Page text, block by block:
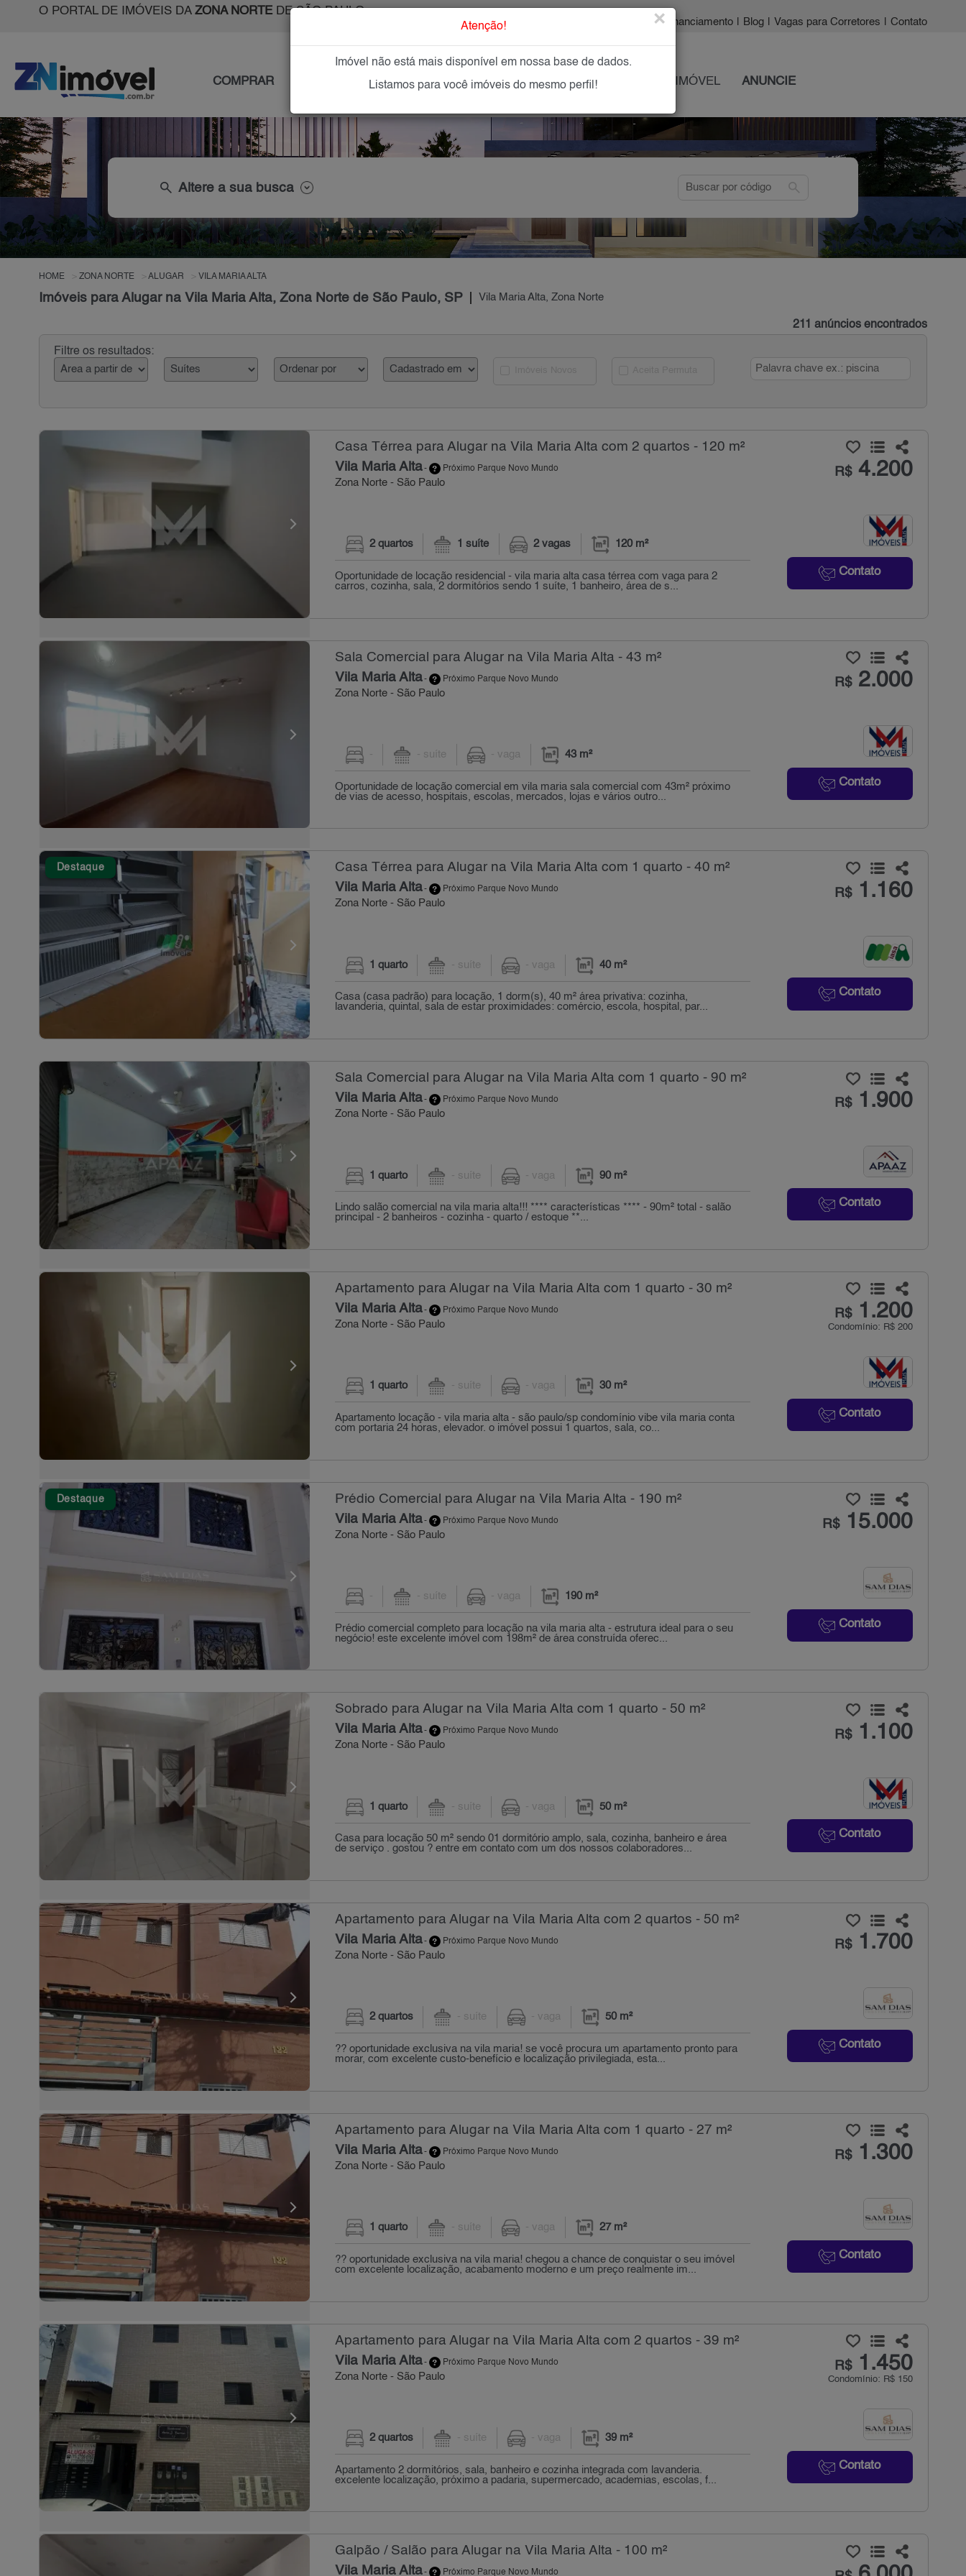
O PORTAL DE IMÓVEIS DA ZONA NORTEDE SÃO PAULO
| Financiamento Blog Vagas para Corretores Contato
COMPRAR IMÓVEIS NOVOS IMOBILIÁRIAS OFEREÇA SEU IMÓVEL ANUNCIE
search Altere a sua busca search
HOME ZONA NORTE ALUGAR VILA MARIA ALTA
Imóveis para Alugar na Vila Maria Alta, Zona Norte de São Paulo, SP Vila Maria Alta, Zona Norte
211 anúncios encontrados
Filtre os resultados:
Casa Térrea para Alugar na Vila Maria Alta com 2 quartos - 120 m²
Vila Maria Alta- Próximo Parque Novo Mundo
Zona Norte - São Paulo
R$4.200
Contato
2 quartos 1 suíte 2 vagas 120 m²
Oportunidade de locação residencial - vila maria alta casa térrea com vaga para 2
carros, cozinha, sala, 2 dormitórios sendo 1 suíte, 1 banheiro, área de s...
Sala Comercial para Alugar na Vila Maria Alta - 43 m²
Vila Maria Alta- Próximo Parque Novo Mundo
Zona Norte - São Paulo
R$2.000
Contato
- - suíte - vaga 43 m²
Oportunidade de locação comercial em vila maria sala comercial com 43m² próximo
de vias de acesso, hospitais, escolas, mercados, lojas e vários outro...
Destaque Casa Térrea para Alugar na Vila Maria Alta com 1 quarto - 40 m²
Vila Maria Alta- Próximo Parque Novo Mundo
Zona Norte - São Paulo
R$1.160
Contato
1 quarto - suíte - vaga 40 m²
Casa (casa padrão) para locação, 1 dorm(s), 40 m² área privativa: cozinha,
lavanderia, quintal, sala de estar proximidades: comércio, escola, hospital, par...
Sala Comercial para Alugar na Vila Maria Alta com 1 quarto - 90 m²
Vila Maria Alta- Próximo Parque Novo Mundo
Zona Norte - São Paulo
R$1.900
Contato
1 quarto - suíte - vaga 90 m²
Lindo salão comercial na vila maria alta!!! **** características **** - 90m² total - salão
principal - 2 banheiros - cozinha - quarto / estoque **...
Apartamento para Alugar na Vila Maria Alta com 1 quarto - 30 m²
Vila Maria Alta- Próximo Parque Novo Mundo
Zona Norte - São Paulo
R$1.200
Condomínio: R$ 200
Contato
1 quarto - suíte - vaga 30 m²
Apartamento locação - vila maria alta - são paulo/sp condomínio vibe vila maria conta
com portaria 24 horas, elevador. o imóvel possui 1 quartos, sala, co...
Destaque Prédio Comercial para Alugar na Vila Maria Alta - 190 m²
Vila Maria Alta- Próximo Parque Novo Mundo
Zona Norte - São Paulo
R$15.000
Contato
- - suíte - vaga 190 m²
Prédio comercial completo para locação na vila maria alta - estrutura ideal para o seu
negócio! este excelente imóvel com 198m² de área construída oferec...
Sobrado para Alugar na Vila Maria Alta com 1 quarto - 50 m²
Vila Maria Alta- Próximo Parque Novo Mundo
Zona Norte - São Paulo
R$1.100
Contato
1 quarto - suíte - vaga 50 m²
Casa para locação 50 m² sendo 01 dormitório amplo, sala, cozinha, banheiro e área
de serviço . gostou ? entre em contato com um dos nossos colaboradores...
Apartamento para Alugar na Vila Maria Alta com 2 quartos - 50 m²
Vila Maria Alta- Próximo Parque Novo Mundo
Zona Norte - São Paulo
R$1.700
Contato
2 quartos - suíte - vaga 50 m²
?? oportunidade exclusiva na vila maria! se você procura um apartamento pronto para
morar, com excelente custo-benefício e localização privilegiada, esta...
Apartamento para Alugar na Vila Maria Alta com 1 quarto - 27 m²
Vila Maria Alta- Próximo Parque Novo Mundo
Zona Norte - São Paulo
R$1.300
Contato
1 quarto - suíte - vaga 27 m²
?? oportunidade exclusiva na vila maria! chegou a chance de conquistar o seu imóvel
com excelente localização, acabamento moderno e um preço realmente im...
Apartamento para Alugar na Vila Maria Alta com 2 quartos - 39 m²
Vila Maria Alta- Próximo Parque Novo Mundo
Zona Norte - São Paulo
R$1.450
Condomínio: R$ 150
Contato
2 quartos - suíte - vaga 39 m²
Apartamento 2 dormitórios, sala, banheiro e cozinha integrada com lavanderia.
excelente localização, próximo a padaria, supermercado, academias, escolas, f...
Galpão / Salão para Alugar na Vila Maria Alta - 100 m²
Vila Maria Alta- Próximo Parque Novo Mundo
Atenção! ×
Imóvel não está mais disponível em nossa base de dados.
Listamos para você imóveis do mesmo perfil!